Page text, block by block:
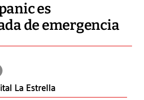
es
de emergencia
La Estrella